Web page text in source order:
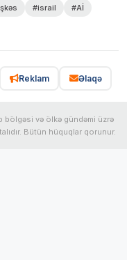
#israil
#Aİ
Reklam Əlaqə
bölgəsi və ölkə gündəmi üzrə
Bütün hüquqlar qorunur.